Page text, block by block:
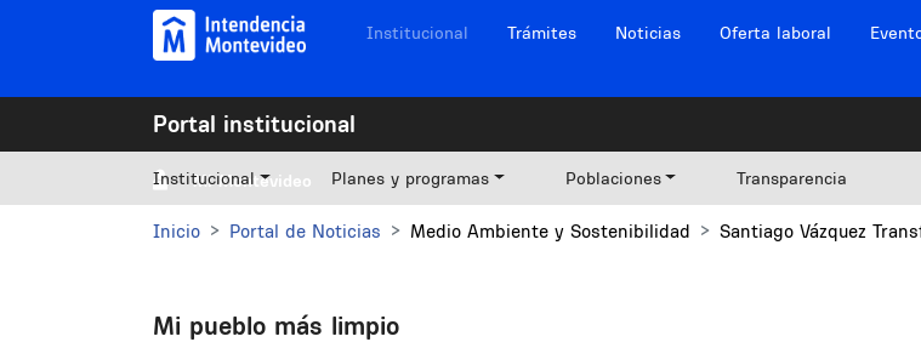
Pasar al contenido principal Navegación sitios
Institucional Trámites Noticias Oferta laboral
Portal institucional
Mi Montevideo
Institucional Planes y programas Poblaciones Transparencia
Inicio Portal de Noticias Medio Ambiente y Sostenibilidad Santiago Vázquez
Mi pueblo más limpio